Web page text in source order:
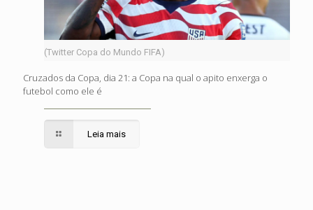
(Twitter Copa do Mundo FIFA)
Cruzados da Copa, dia 21: a Copa na qual o apito enxerga o
futebol como ele é
Leia mais